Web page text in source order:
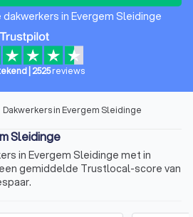
in Evergem Sleidinge
2525reviews
Dakwerkers in Evergem Sleidinge
Sleidinge
in Evergem Sleidinge met in
gemiddelde Trustlocal-score van